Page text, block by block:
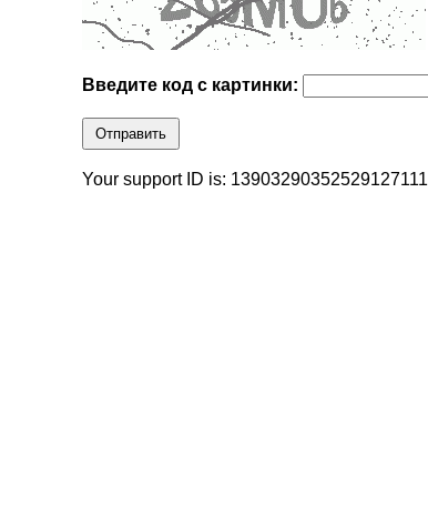
Введите код с картинки:
Отправить
Your support ID is: 13903290352529127111